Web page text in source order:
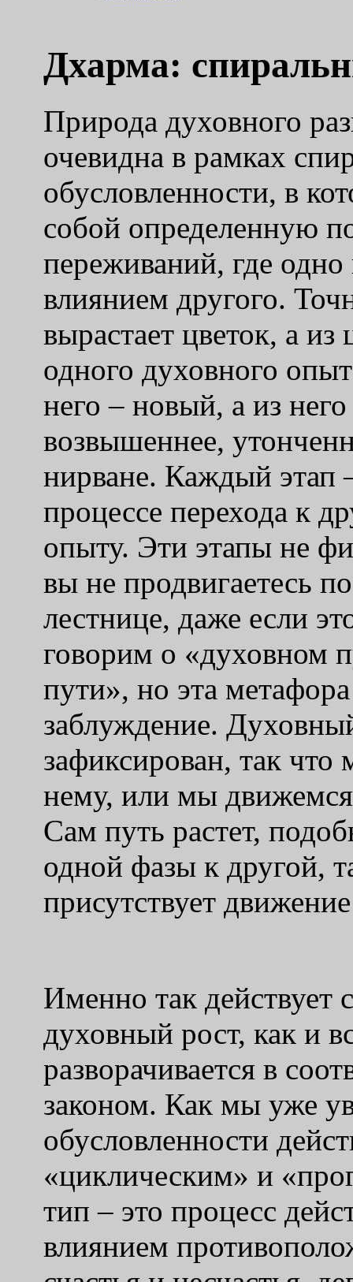
Дхарма:
Природа духовного
очевидна в рамках
обусловленности, в
собой определенную
переживаний, где
влиянием другого.
вырастает цветок, а из
одного духовного
него – новый, а из
возвышеннее,
нирване. Каждый этап
процессе перехода к
опыту. Эти этапы не
вы не продвигаетесь
лестнице, даже если
говорим о «духовном
пути», но эта
заблуждение.
зафиксирован, так
нему, или мы
Сам путь растет,
одной фазы к другой,
присутствует
Именно так действует
духовный рост, как и
разворачивается в
законом. Как мы уже
обусловленности
«циклическим» и
тип – это процесс
влиянием